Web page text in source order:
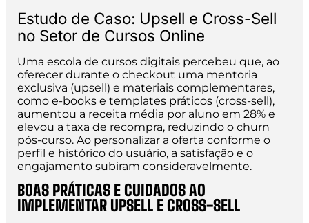
Estudo de Caso: Upsell e Cross-Sell
no Setor de Cursos Online
Uma escola de cursos digitais percebeu que, ao
oferecer durante o checkout uma mentoria
exclusiva (upsell) e materiais complementares,
como e-books e templates práticos (cross-sell),
aumentou a receita média por aluno em 28% e
elevou a taxa de recompra, reduzindo o churn
pós-curso. Ao personalizar a oferta conforme o
perfil e histórico do usuário, a satisfação e o
engajamento subiram consideravelmente.
BOAS PRÁTICAS E CUIDADOS AO
IMPLEMENTAR UPSELL E CROSS-SELL